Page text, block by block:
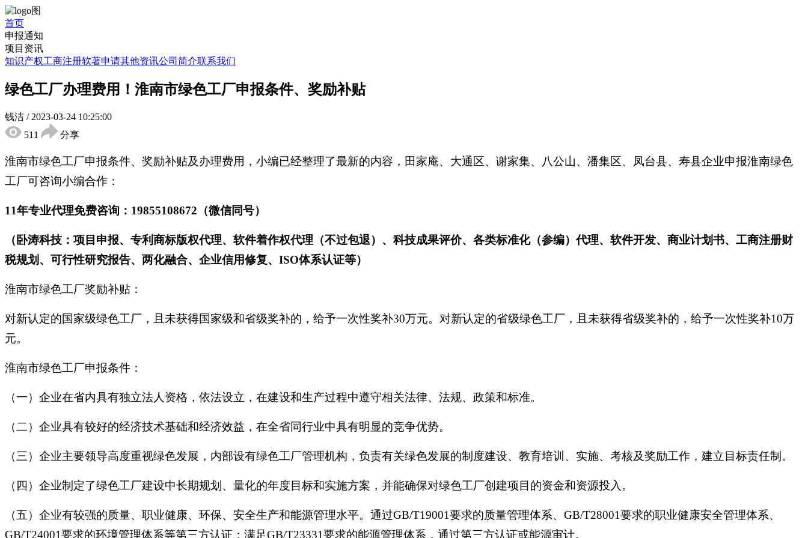
首页
申报通知
项目资讯
知识产权工商注册软著申请其他资讯公司简介联系我们
绿色工厂办理费用！淮南市绿色工厂申报条件、奖励补贴
钱洁 / 2023-03-24 10:25:00
511
分享
淮南市绿色工厂申报条件、奖励补贴及办理费用，小编已经整理了最新的内容，田家庵、大通区、谢家集、八公山、潘集区、凤台县、寿县企业申报淮南绿色
工厂可咨询小编合作：
11年专业代理免费咨询：19855108672（微信同号）
（卧涛科技：项目申报、专利商标版权代理、软件着作权代理（不过包退）、科技成果评价、各类标准化（参编）代理、软件开发、商业计划书、工商注册财
税规划、可行性研究报告、两化融合、企业信用修复、ISO体系认证等）
淮南市绿色工厂奖励补贴：
对新认定的国家级绿色工厂，且未获得国家级和省级奖补的，给予一次性奖补30万元。对新认定的省级绿色工厂，且未获得省级奖补的，给予一次性奖补10万
元。
淮南市绿色工厂申报条件：
（一）企业在省内具有独立法人资格，依法设立，在建设和生产过程中遵守相关法律、法规、政策和标准。
（二）企业具有较好的经济技术基础和经济效益，在全省同行业中具有明显的竞争优势。
（三）企业主要领导高度重视绿色发展，内部设有绿色工厂管理机构，负责有关绿色发展的制度建设、教育培训、实施、考核及奖励工作，建立目标责任制。
（四）企业制定了绿色工厂建设中长期规划、量化的年度目标和实施方案，并能确保对绿色工厂创建项目的资金和资源投入。
（五）企业有较强的质量、职业健康、环保、安全生产和能源管理水平。通过GB/T19001要求的质量管理体系、GB/T28001要求的职业健康安全管理体系、
GB/T24001要求的环境管理体系等第三方认证；满足GB/T23331要求的能源管理体系，通过第三方认证或能源审计。